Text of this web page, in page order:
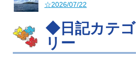
☆2026/07/22
◆日記カテゴ
リー